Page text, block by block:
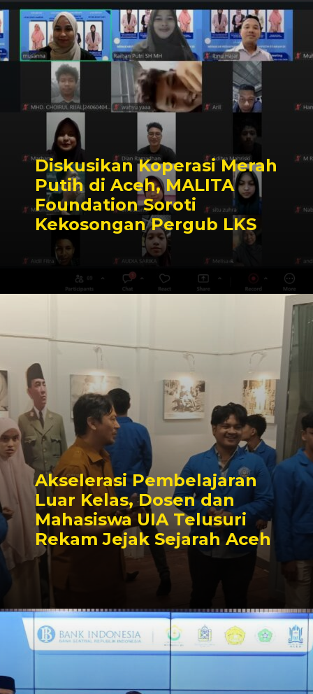
Diskusikan Koperasi Merah
Putih di Aceh, MALITA
Foundation Soroti
Kekosongan Pergub LKS
Akselerasi Pembelajaran
Luar Kelas, Dosen dan
Mahasiswa UIA Telusuri
Rekam Jejak Sejarah Aceh